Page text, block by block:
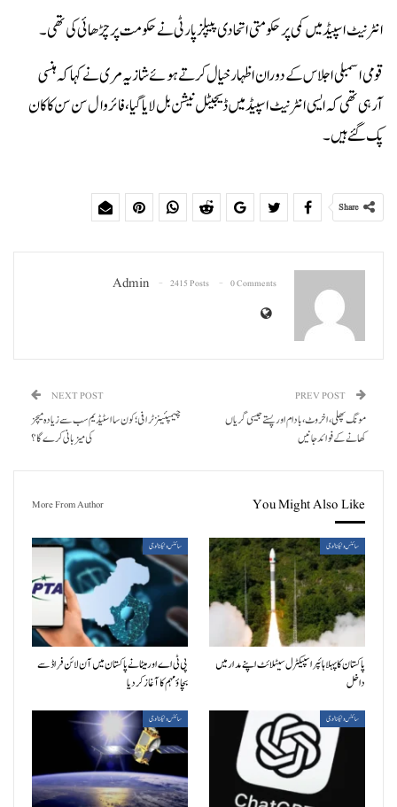
انٹرنیٹ اسپیڈ میں کمی پر حکومتی اتحادی پیپلز پارٹی نے حکومت پر چڑھائی کی تھی۔
قومی اسمبلی اجلاس کے دوران اظہار خیال کرتے ہوئے شازیہ مری نے کہا کہ ہنسی
آرہی تھی کہ ایسی انٹرنیٹ اسپیڈ میں ڈیجیٹل نیشن بل لایا گیا، فائر وال سن سن کا کان
پک گئے ہیں۔
Share
Admin 2415 Posts 0 Comments
مونگ پھلی، اخروٹ، بادام اور پستے جیسی گریاں
کھانے کے فوائد جانیں
NEXT POST
چیمپئینز ٹرافی؛ کون سا اسٹیڈیم سب سے زیادہ میچز
کی میزبانی کرے گا؟
You Might Also Like
More From Author
سائنس وٹیکنالوجی
پاکستان کا پہلا ہائپر اسپیکٹرل سیٹلائٹ اپنے مدار میں
داخل
سائنس وٹیکنالوجی
پی ٹی اے اور میٹا نے پاکستان میں آن لائن فراڈ سے
بچاؤ مہم کا آغاز کردیا
سائنس وٹیکنالوجی سائنس وٹیکنالوجی